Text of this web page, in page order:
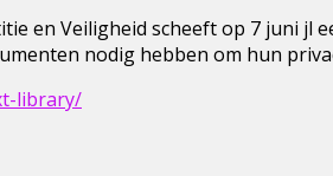
en Veiligheid scheeft op 7 juni jl
nodig hebben om hun
library/